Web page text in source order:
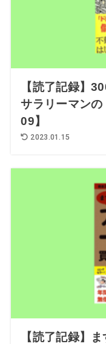
【読了記録】
サラリーマン
09】
2023.01.15
【読了記録】